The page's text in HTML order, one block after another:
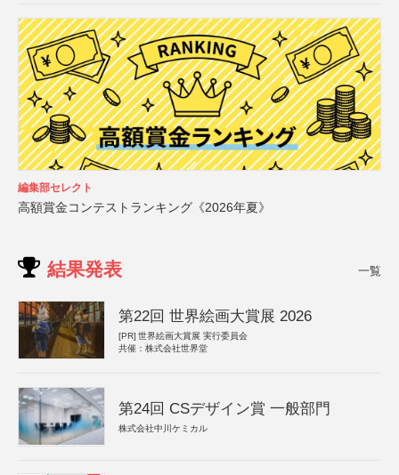
編集部セレクト
高額賞金コンテストランキング《2026年夏》
結果発表 一覧
第22回 世界絵画大賞展 2026
[PR] 世界絵画大賞展 実行委員会
共催：株式会社世界堂
第24回 CSデザイン賞 一般部門
株式会社中川ケミカル